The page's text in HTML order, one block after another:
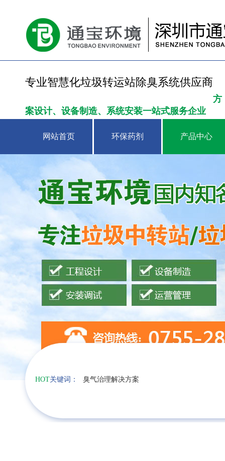
专业智慧化垃圾转运站除臭系统供应商
方
案设计、设备制造、系统安装一站式服务企业
网站首页 环保药剂 产品中心
HOT关键词： 臭气治理解决方案